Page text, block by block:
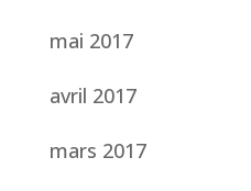
mai 2017
avril 2017
mars 2017